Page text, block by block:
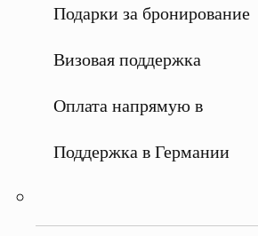
Подарки за бронирование
Визовая поддержка
Оплата напрямую в
Поддержка в Германии